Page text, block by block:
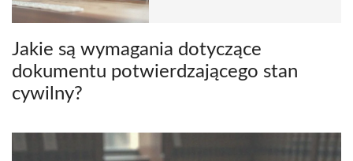
Jakie są wymagania dotyczące
dokumentu potwierdzającego stan
cywilny?